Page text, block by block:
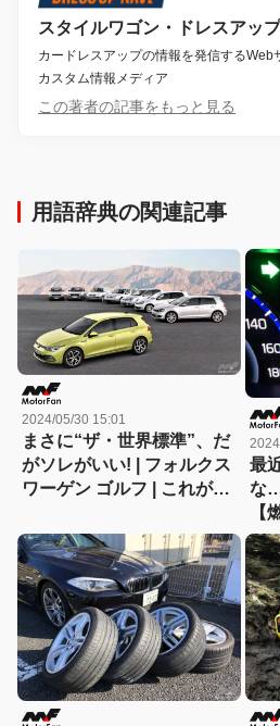
スタイルワゴン・ドレスアッ
カードレスアップの情報を発信するWeb
カスタム情報メディア
この著者の記事をもっと見る
用語辞典の関連記事
2024/05/30 15:01
まさに“ザ・世界標準”、だ
がソレがいい! | フォルクス
ワーゲン ゴルフ | これがオ
「燃費は? 長所は? 短所
は?」 | モーターファン会員
アンケート(2024年5月版)
最
な
【
法